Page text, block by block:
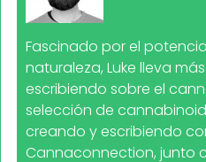
Fascinado por el
naturaleza, Luke lleva
escribiendo sobre el
selección de
creando y escribiendo
Cannaconnection, junto